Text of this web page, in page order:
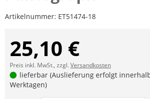
Artikelnummer: ET51474-18
25,10 €
Preis inkl. MwSt., zzgl.Versandkosten
lieferbar (Auslieferung erfolgt
Werktagen)